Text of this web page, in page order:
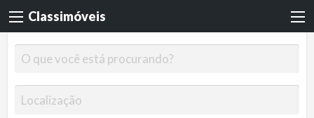
Classimóveis